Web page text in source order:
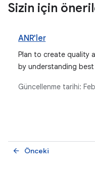
Sizin için
ANR'ler
Plan to create quality
by understanding
Güncellenme tarihi:
Önceki
arrow_back